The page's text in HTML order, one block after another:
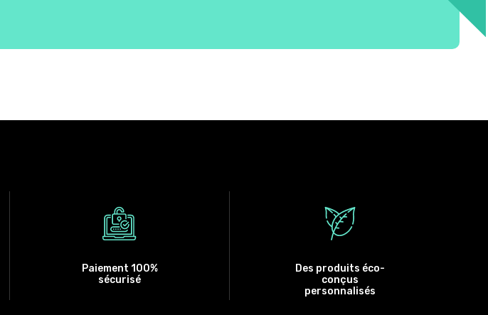
Paiement 100%
sécurisé
Des produits éco-
conçus
personnalisés